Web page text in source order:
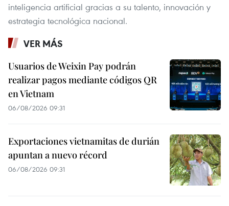
inteligencia artificial gracias a su talento, innovación y
estrategia tecnológica nacional.
VER MÁS
Usuarios de Weixin Pay podrán
realizar pagos mediante códigos QR
en Vietnam
06/08/2026 09:31
Exportaciones vietnamitas de durián
apuntan a nuevo récord
06/08/2026 09:31